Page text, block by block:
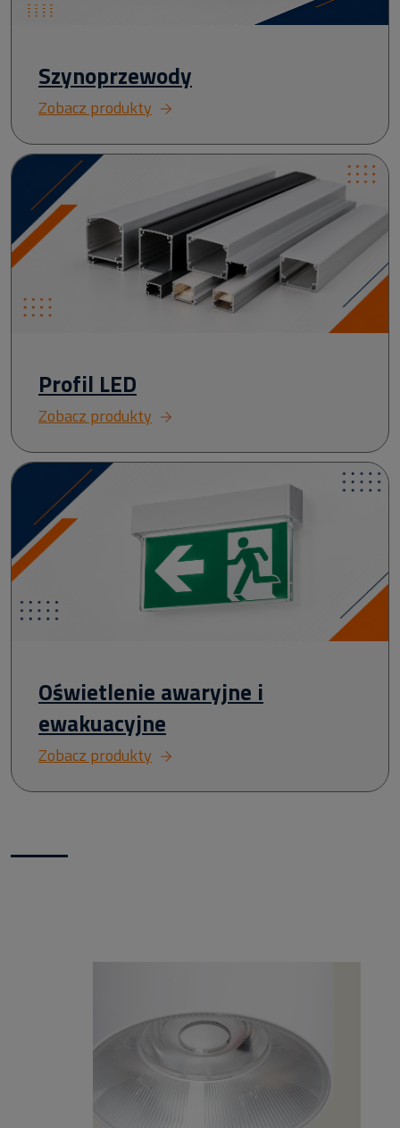
Szynoprzewody
Zobacz produkty
Profil LED
Zobacz produkty
Oświetlenie awaryjne i
ewakuacyjne
Zobacz produkty